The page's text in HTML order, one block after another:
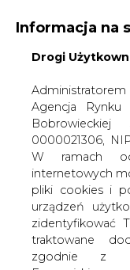
WYDAWCA
WYSOKI
Informacja na
Drogi
Agencja
0000021306,
W ramach
internetowych
pliki cookies i
urządzeń
zidentyfikować
traktowane
zgodnie z